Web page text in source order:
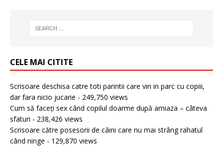
CELE MAI CITITE
Scrisoare deschisa catre toti parintii care vin in parc cu copiii,
dar fara nicio jucarie - 249,750 views
Cum să faceți sex când copilul doarme după amiaza – câteva
sfaturi - 238,426 views
Scrisoare către posesorii de câini care nu mai strâng rahatul
când ninge - 129,870 views